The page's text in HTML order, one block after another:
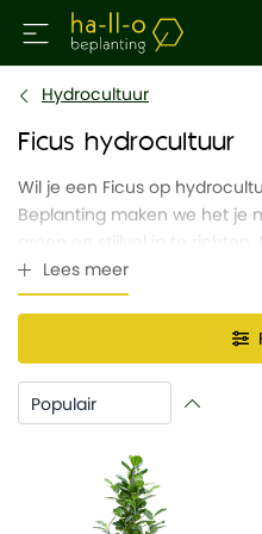
Hydrocultuur
Ficus hydrocultuur
Wil je een Ficus op
Beplanting maken we het je
koop je niet alleen een
plant, maar kies je ook voor
Ha-ll-o Beplanting is
kantoorplanten die weinig
past perfect in dit plaatje
onze top 10 kantoorplanten.
We bieden de Ficus
watersystemen, inclusief
kun je ervoor kiezen om het
Lees meer